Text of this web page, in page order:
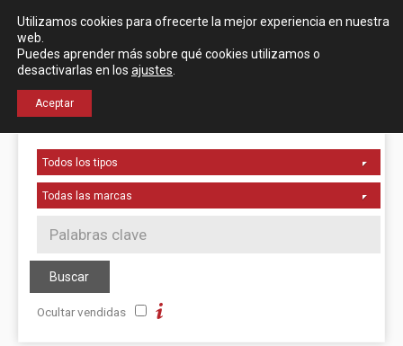
Localización Español English
Ocultar vendidas
Utilizamos cookies para ofrecerte la mejor experiencia en nuestra
web.
Puedes aprender más sobre qué cookies utilizamos o
desactivarlas en los ajustes
Aceptar